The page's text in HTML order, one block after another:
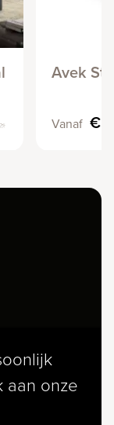
Avek
Vanaf €
aan onze